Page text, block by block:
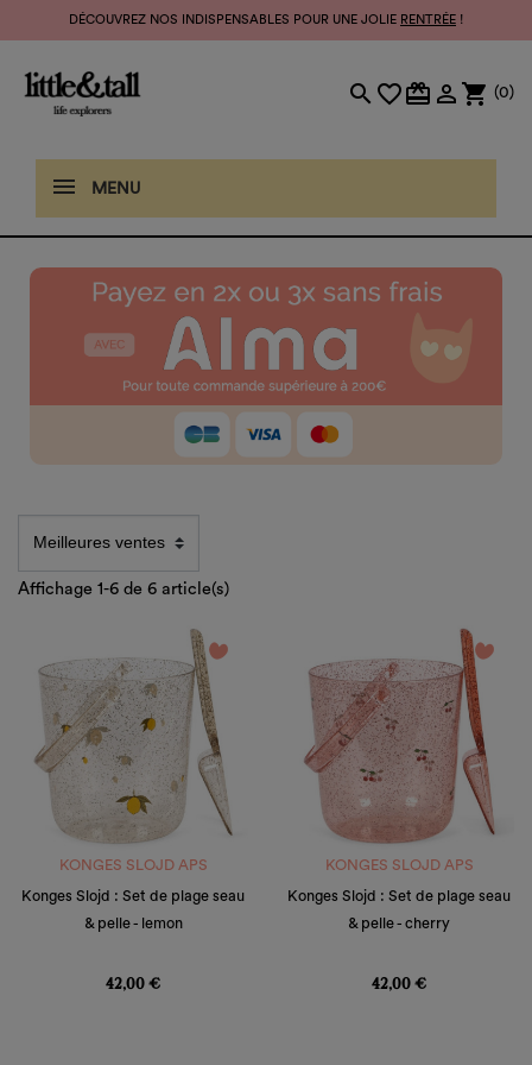
DÉCOUVREZ NOS INDISPENSABLES POUR UNE JOLIE RENTRÉE !
search favorite_bordercard_giftcard  shopping_cart (0)
MENU
Affichage 1-6 de 6 article(s)
favorite_border
KONGES SLOJD APS
Konges Slojd : Set de plage seau
& pelle - lemon
42,00 €
favorite_border
KONGES SLOJD APS
Konges Slojd : Set de plage seau
& pelle - cherry
42,00 €